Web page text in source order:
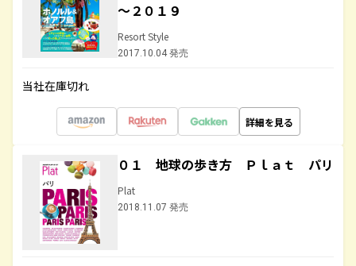
～２０１９
Resort Style
2017.10.04 発売
当社在庫切れ
詳細を見る
０１ 地球の歩き方 Ｐｌａｔ パリ
Plat
2018.11.07 発売